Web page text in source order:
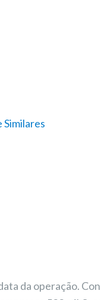
da operação.